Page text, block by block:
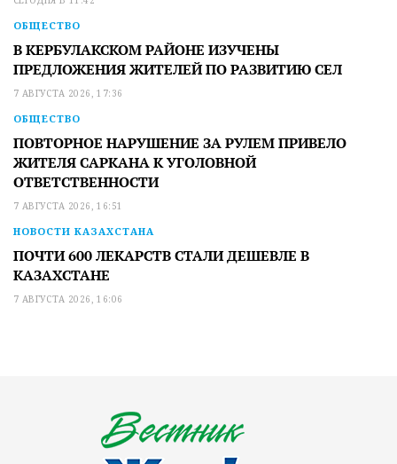
ОБЩЕСТВО
В КЕРБУЛАКСКОМ РАЙОНЕ ИЗУЧЕНЫ
ПРЕДЛОЖЕНИЯ ЖИТЕЛЕЙ ПО РАЗВИТИЮ СЕЛ
7 АВГУСТА 2026, 17:36
ОБЩЕСТВО
ПОВТОРНОЕ НАРУШЕНИЕ ЗА РУЛЕМ ПРИВЕЛО
ЖИТЕЛЯ САРКАНА К УГОЛОВНОЙ
ОТВЕТСТВЕННОСТИ
7 АВГУСТА 2026, 16:51
НОВОСТИ КАЗАХСТАНА
ПОЧТИ 600 ЛЕКАРСТВ СТАЛИ ДЕШЕВЛЕ В
КАЗАХСТАНЕ
7 АВГУСТА 2026, 16:06